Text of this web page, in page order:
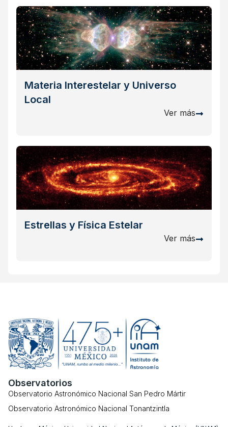
Materia Interestelar y Universo
Local
Ver más
Estrellas y Física Estelar
Ver más
Observatorios
Observatorio Astronómico Nacional San Pedro Mártir
Observatorio Astronómico Nacional Tonantzintla